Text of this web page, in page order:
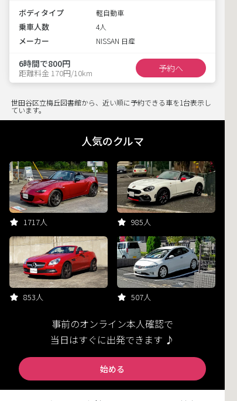
ボディタイプ 軽自動車
乗車人数 4人
メーカー NISSAN 日産
6時間で800円
距離料金 170円/10km 予約へ
世田谷区立梅丘図書館から、近い順に予約できる車を1台表示し
ています。
人気のクルマ
1717人 985人
853人 507人
事前のオンライン本人確認で
当日はすぐに出発できます ♪
始める